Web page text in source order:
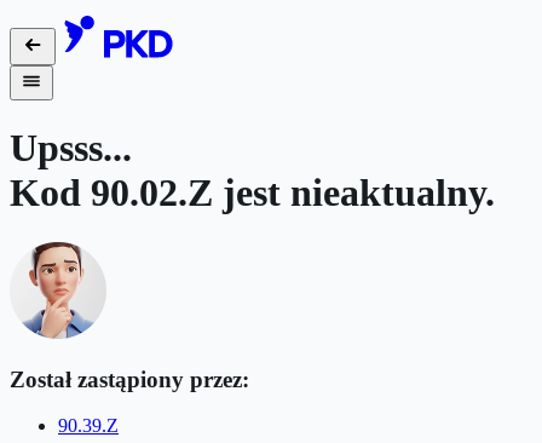
Upsss...
Kod 90.02.Z jest nieaktualny.
Został zastąpiony przez:
90.39.Z